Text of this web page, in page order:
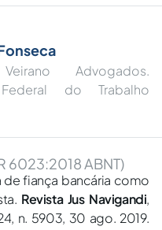
Advogados.
do Trabalho
6023:2018 ABNT)
de fiança bancária como
Revista Jus Navigandi,
n. 5903, 30 ago. 2019.